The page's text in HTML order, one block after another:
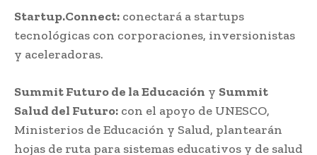
Startup.Connect: conectará a startups
tecnológicas con corporaciones, inversionistas
y aceleradoras.
Summit Futuro de la Educación y Summit
Salud del Futuro: con el apoyo de UNESCO,
Ministerios de Educación y Salud, plantearán
hojas de ruta para sistemas educativos y de salud